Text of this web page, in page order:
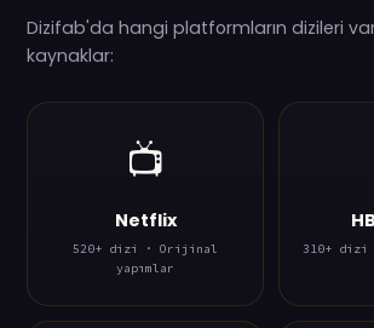
Dizifab'da hangi platformların dizileri
kaynaklar:
📺
Netflix
520+ dizi · Orijinal
yapımlar
310+ dizi